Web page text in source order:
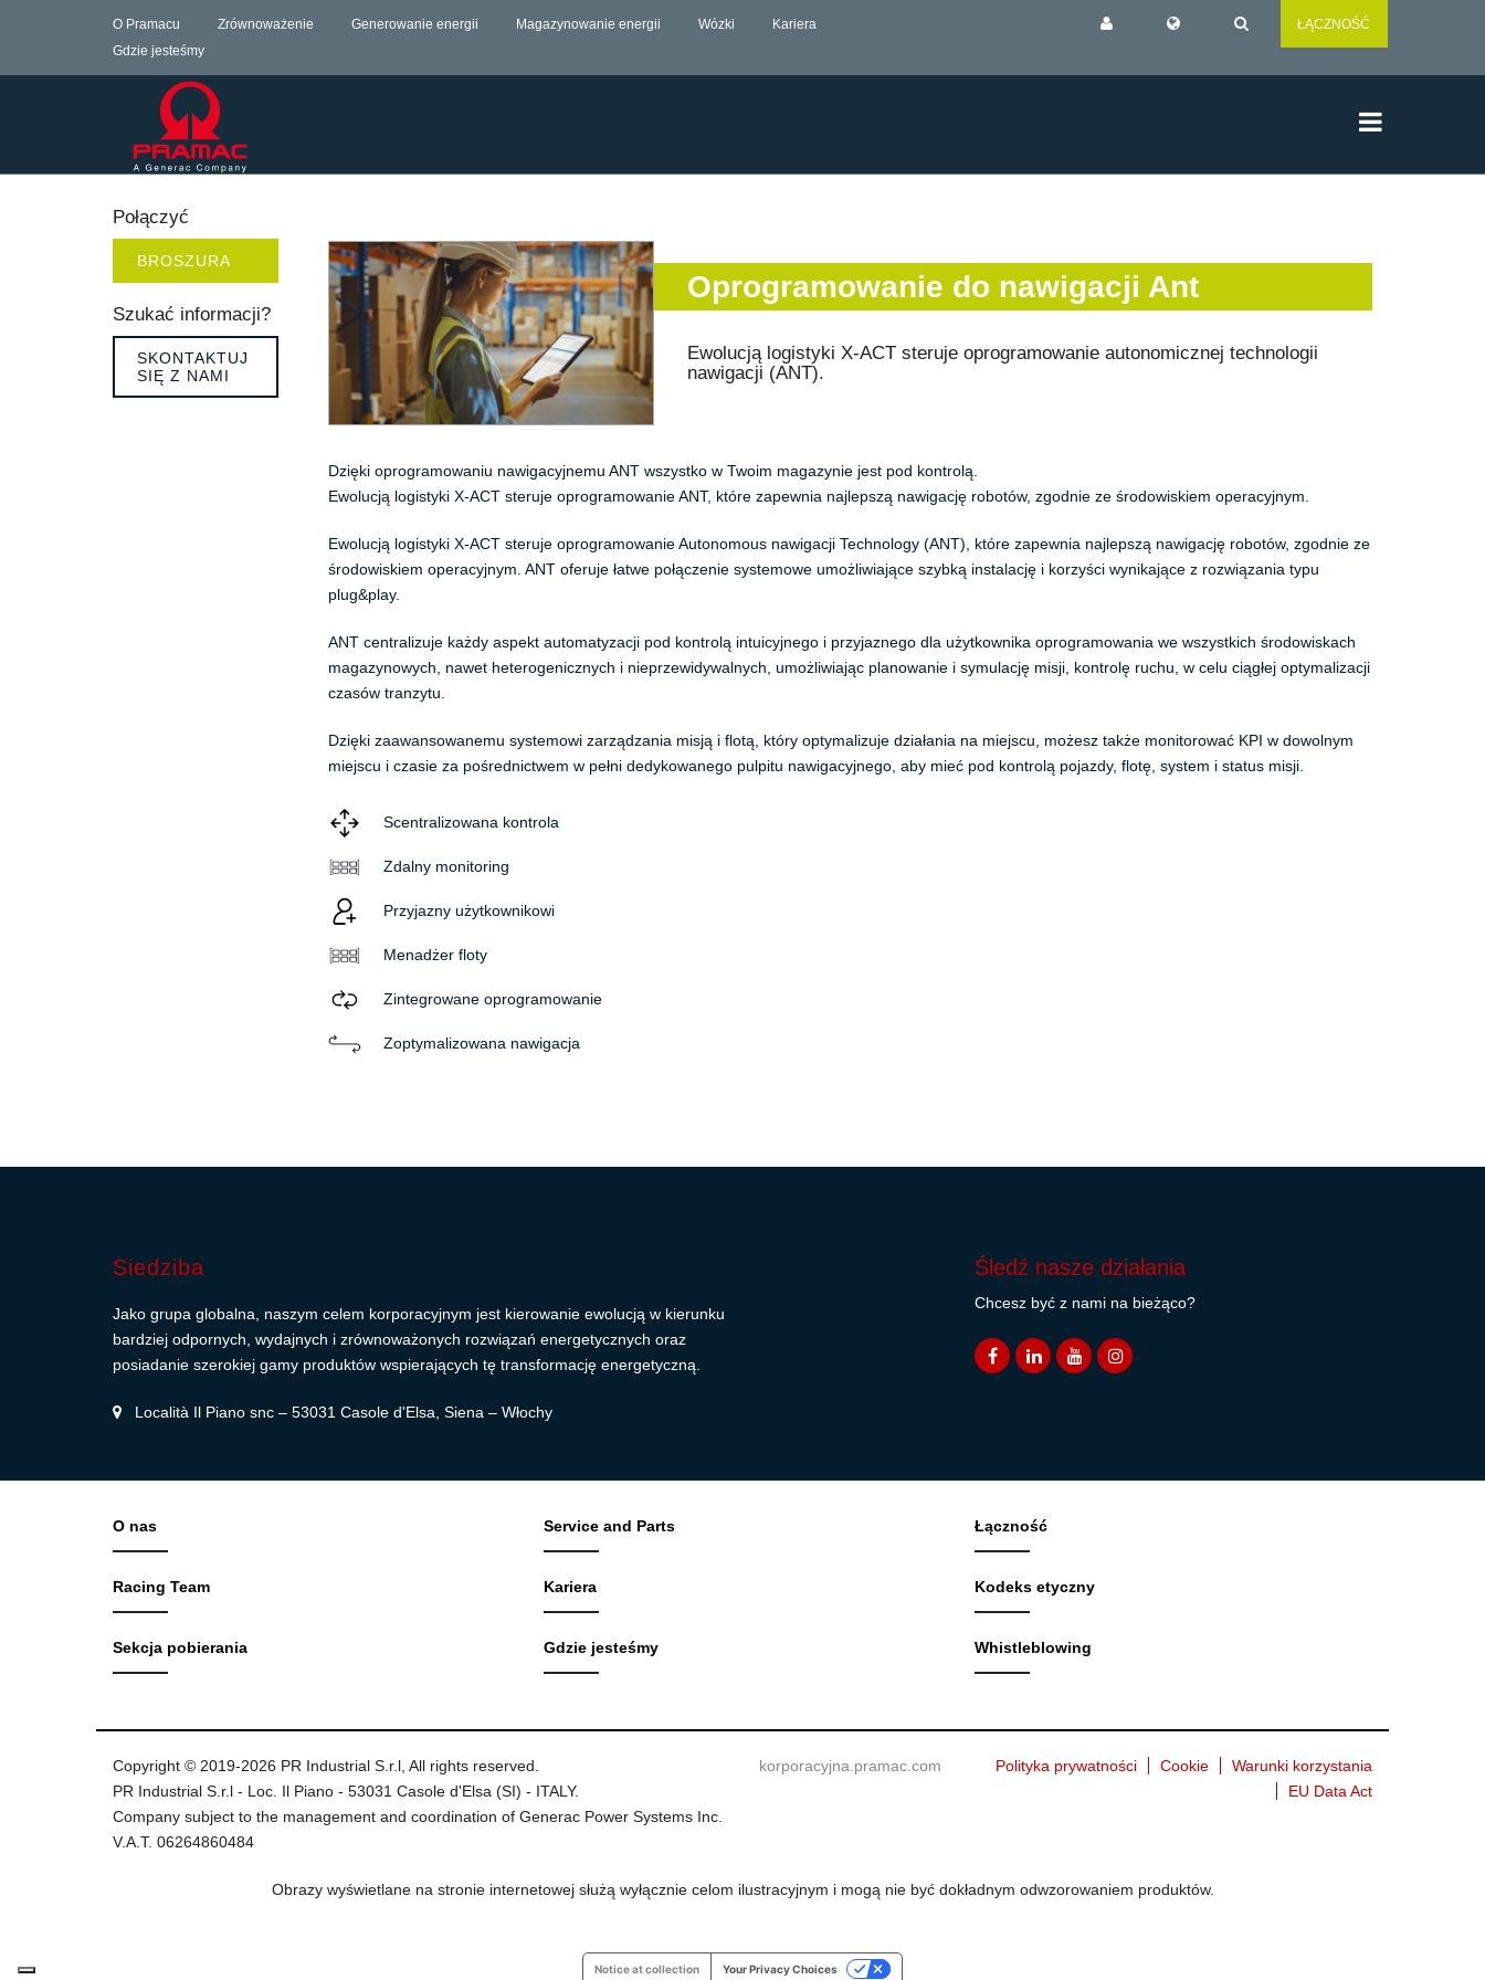
O Pramacu Zrównoważenie Generowanie energii Magazynowanie energii Wózki
Kariera
Gdzie jesteśmy
ŁĄCZNOŚĆ
Połączyć
BROSZURA
Szukać informacji?
SKONTAKTUJ
SIĘ Z NAMI
Oprogramowanie do nawigacji Ant
Ewolucją logistyki X-ACT steruje oprogramowanie autonomicznej technologii
nawigacji (ANT).
Dzięki oprogramowaniu nawigacyjnemu ANT wszystko w Twoim magazynie jest pod kontrolą.
Ewolucją logistyki X-ACT steruje oprogramowanie ANT, które zapewnia najlepszą nawigację robotów, zgodnie ze środowiskiem operacyjnym.
Ewolucją logistyki X-ACT steruje oprogramowanie Autonomous nawigacji Technology (ANT), które zapewnia najlepszą nawigację robotów, zgodnie ze
środowiskiem operacyjnym. ANT oferuje łatwe połączenie systemowe umożliwiające szybką instalację i korzyści wynikające z rozwiązania typu
plug&play.
ANT centralizuje każdy aspekt automatyzacji pod kontrolą intuicyjnego i przyjaznego dla użytkownika oprogramowania we wszystkich środowiskach
magazynowych, nawet heterogenicznych i nieprzewidywalnych, umożliwiając planowanie i symulację misji, kontrolę ruchu, w celu ciągłej optymalizacji
czasów tranzytu.
Dzięki zaawansowanemu systemowi zarządzania misją i flotą, który optymalizuje działania na miejscu, możesz także monitorować KPI w dowolnym
miejscu i czasie za pośrednictwem w pełni dedykowanego pulpitu nawigacyjnego, aby mieć pod kontrolą pojazdy, flotę, system i status misji.
Scentralizowana kontrola
Zdalny monitoring
Przyjazny użytkownikowi
Menadżer floty
Zintegrowane oprogramowanie
Zoptymalizowana nawigacja
Siedziba
Jako grupa globalna, naszym celem korporacyjnym jest kierowanie ewolucją w kierunku
bardziej odpornych, wydajnych i zrównoważonych rozwiązań energetycznych oraz
posiadanie szerokiej gamy produktów wspierających tę transformację energetyczną.
Località Il Piano snc – 53031 Casole d'Elsa, Siena – Włochy
Śledź nasze działania
Chcesz być z nami na bieżąco?
O nas
Racing Team
Sekcja pobierania
Service and Parts
Kariera
Gdzie jesteśmy
Łączność
Kodeks etyczny
Whistleblowing
Copyright © 2019-2026 PR Industrial S.r.l, All rights reserved.
PR Industrial S.r.l - Loc. Il Piano - 53031 Casole d'Elsa (SI) - ITALY.
Company subject to the management and coordination of Generac Power Systems Inc.
V.A.T. 06264860484
korporacyjna.pramac.com Polityka prywatności Cookie
Warunki korzystania
EU Data Act
Obrazy wyświetlane na stronie internetowej służą wyłącznie celom ilustracyjnym i mogą nie być dokładnym odwzorowaniem produktów.
Notice at collection Your Privacy Choices